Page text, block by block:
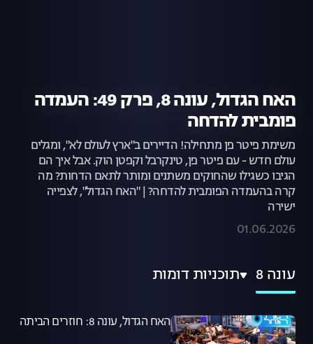
האח הגדול, עונה 8, פרק 49: העמדה
פומבית להדחה
משימת פיטר פן מתחילה! הדיירים ב"ארץ לעולם לא", ומגלים
עולם חדש - עם פיטר פן, טינקרבל וקפטן הוק. אבל איך הם
הגיבו כשגילו שהחוקים משתנים ומותר לתאם הדחות? מה
קרה בהעמדה הפומבית להדחה? | "האח הגדול", לצפייה
ישירה
01.06.2026
עונה 8 תוכניות דומות
האח הגדול, עונה 8: חוזרים הביתה